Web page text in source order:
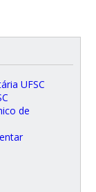
UFSC
de